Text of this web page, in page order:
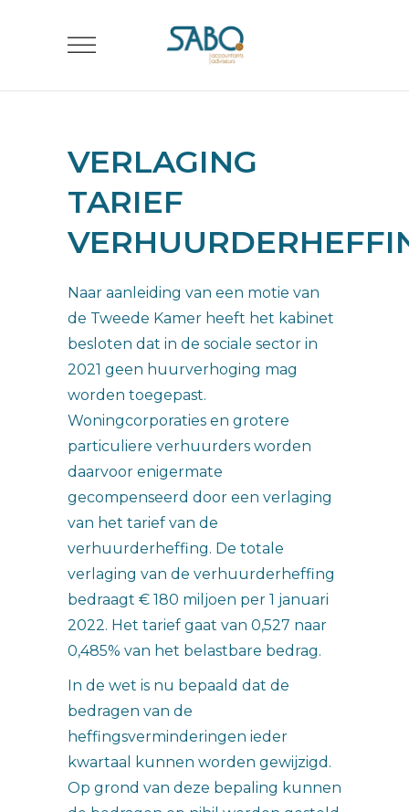
VERLAGING
TARIEF
Naar aanleiding van een motie van
de Tweede Kamer heeft het kabinet
besloten dat in de sociale sector in
2021 geen huurverhoging mag
worden toegepast.
Woningcorporaties en grotere
particuliere verhuurders worden
daarvoor enigermate
gecompenseerd door een verlaging
van het tarief van de
verhuurderheffing. De totale
verlaging van de verhuurderheffing
bedraagt € 180 miljoen per 1 januari
2022. Het tarief gaat van 0,527 naar
0,485% van het belastbare bedrag.
In de wet is nu bepaald dat de
bedragen van de
heffingsverminderingen ieder
kwartaal kunnen worden gewijzigd.
Op grond van deze bepaling kunnen